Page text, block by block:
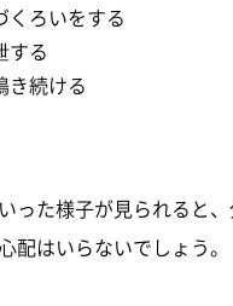
くろいをする
する
き続ける
った様子が見られると
はいらないでしょう。